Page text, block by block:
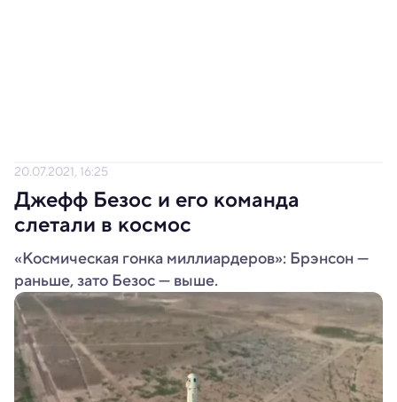
20.07.2021, 16:25
Джефф Безос и его команда
слетали в космос
«Космическая гонка миллиардеров»: Брэнсон —
раньше, зато Безос — выше.